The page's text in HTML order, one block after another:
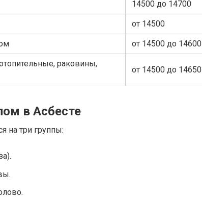
14500 до 14700
от 14500
от 14500 до 14600
раковины,
от 14500 до 14650
в Асбесте
на три группы: